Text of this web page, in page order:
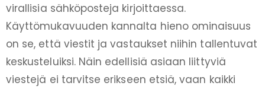
virallisia sähköposteja kirjoittaessa.
Käyttömukavuuden kannalta hieno ominaisuus
on se, että viestit ja vastaukset niihin tallentuvat
keskusteluiksi. Näin edellisiä asiaan liittyviä
viestejä ei tarvitse erikseen etsiä, vaan kaikki